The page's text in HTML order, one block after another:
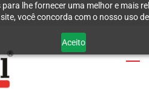
lhe fornecer uma melhor e mais
você concorda com o nosso uso
Aceito